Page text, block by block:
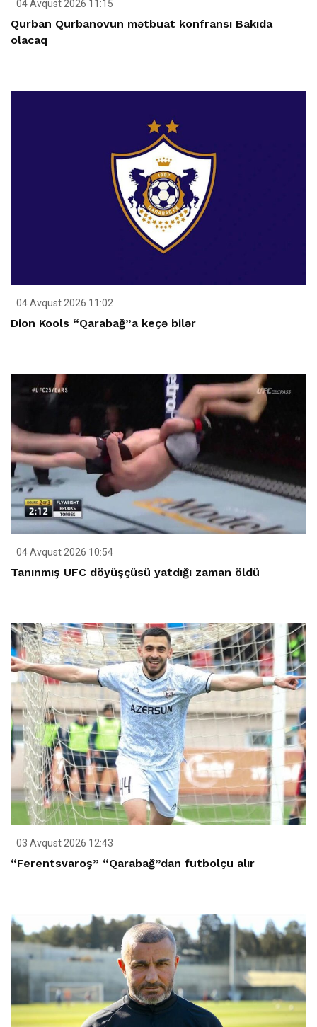
04 Avqust 2026 11:15
Qurban Qurbanovun mətbuat konfransı Bakıda
olacaq
04 Avqust 2026 11:02
Dion Kools “Qarabağ”a keçə bilər
04 Avqust 2026 10:54
Tanınmış UFC döyüşçüsü yatdığı zaman öldü
03 Avqust 2026 12:43
“Ferentsvaroş” “Qarabağ”dan futbolçu alır